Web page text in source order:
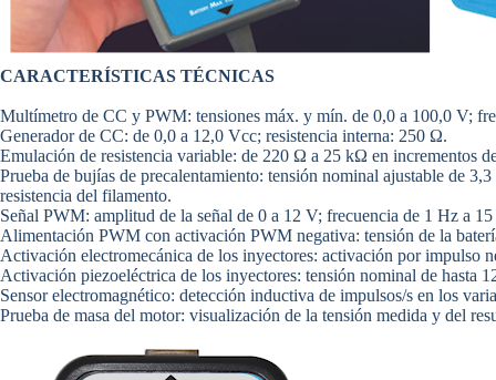
CARACTERÍSTICAS TÉCNICAS
Multímetro de CC y PWM: tensiones máx. y mín. de 0,0 a 100,0 V;
Generador de CC: de 0,0 a 12,0 Vcc; resistencia interna: 250 Ω.
Emulación de resistencia variable: de 220 Ω a 25 kΩ en incrementos
Prueba de bujías de precalentamiento: tensión nominal ajustable de
resistencia del filamento.
Señal PWM: amplitud de la señal de 0 a 12 V; frecuencia de 1 Hz a
Alimentación PWM con activación PWM negativa: tensión de la
Activación electromecánica de los inyectores: activación por impulso
Activación piezoeléctrica de los inyectores: tensión nominal de hasta
Sensor electromagnético: detección inductiva de impulsos/s en los
Prueba de masa del motor: visualización de la tensión medida y del